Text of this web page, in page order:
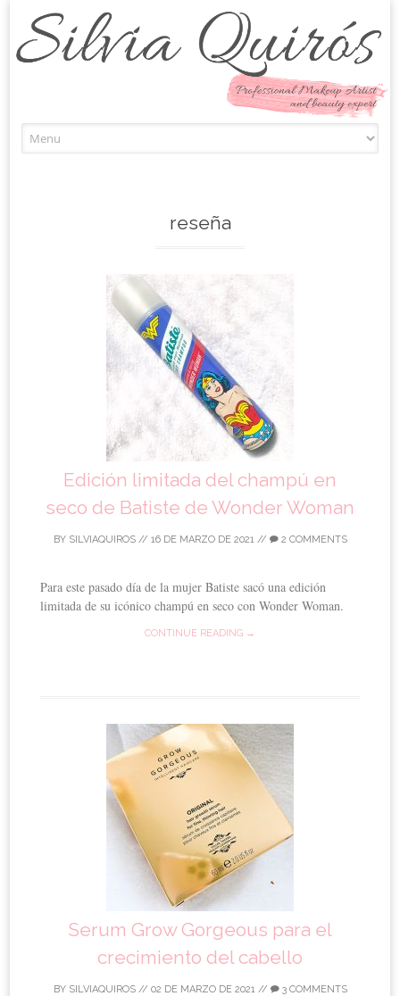
reseña
Edición limitada del champú en
seco de Batiste de Wonder Woman
BY SILVIAQUIROS// 16 DE MARZO DE 2021// 2 COMMENTS
Para este pasado día de la mujer Batiste sacó una edición
limitada de su icónico champú en seco con Wonder Woman.
CONTINUE READING →
Serum Grow Gorgeous para el
crecimiento del cabello
BY SILVIAQUIROS// 02 DE MARZO DE 2021// 3 COMMENTS